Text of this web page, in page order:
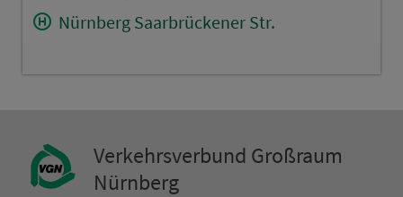
Nürnberg Saarbrückener Str.
Ver­kehrs­ver­bund Groß­raum
Nürn­berg